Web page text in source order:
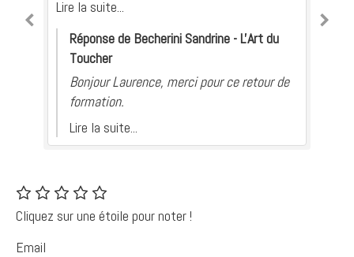
recommande vivement ses formations
Lire la suite...
Réponse de Becherini Sandrine - L'Art du
Toucher
Bonjour Laurence, merci pour ce retour de
formation.
Lire la suite...
Cliquez sur une étoile pour noter !
Email